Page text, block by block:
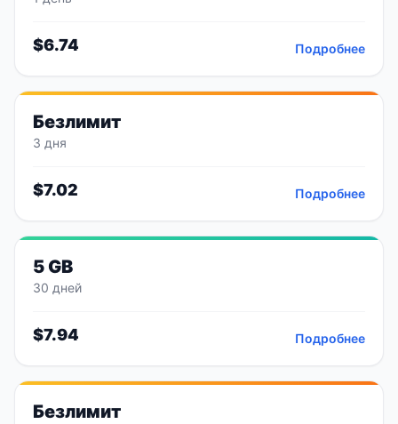
$6.74 Подробнее
Безлимит
3 дня
$7.02 Подробнее
5 GB
30 дней
$7.94 Подробнее
Безлимит